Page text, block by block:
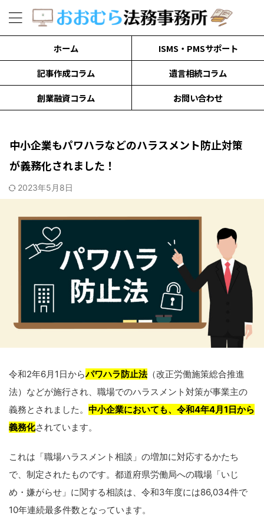
ホーム
ISMS・PMSサポート
記事作成コラム
遺言相続コラム
創業融資コラム
お問い合わせ
中小企業もパワハラなどのハラスメント防止対策
が義務化されました！
2023年5月8日
令和2年6月1日からパワハラ防止法（改正労働施策総合推進
法）などが施行され、職場でのハラスメント対策が事業主の
義務とされました。 中小企業においても、令和4年4月1日から
義務化されています。
これは「職場ハラスメント相談」の増加に対応するかたち
で、制定されたものです。都道府県労働局への職場「いじ
め・嫌がらせ」に関する相談は、令和3年度には86,034件で
10年連続最多件数となっています。